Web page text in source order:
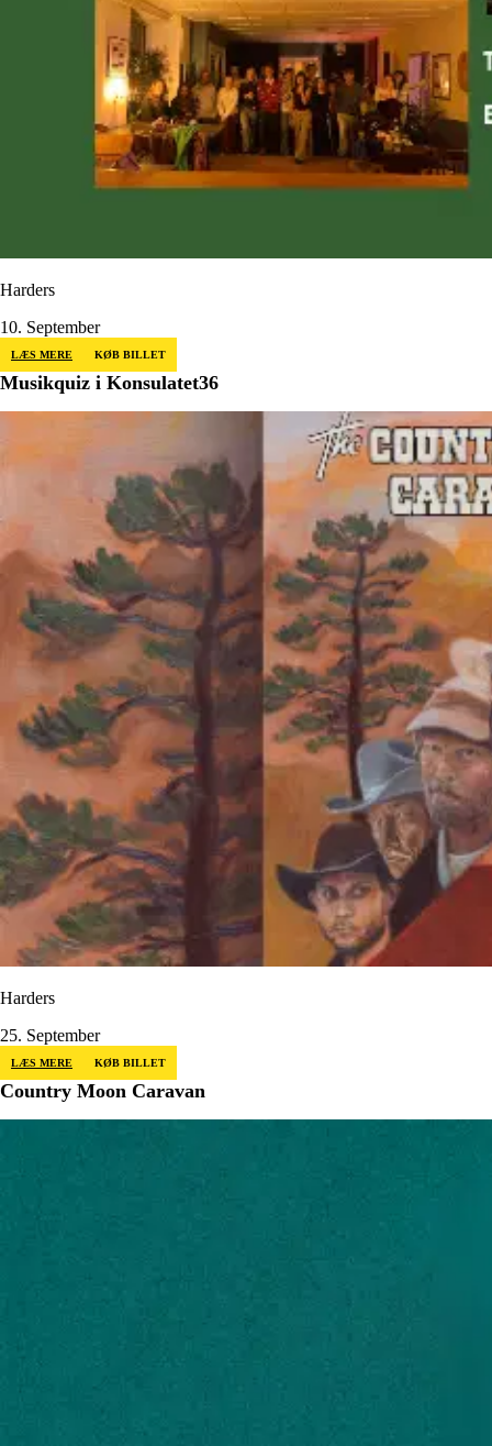
Harders
10. September
LÆS MERE KØB BILLET
Musikquiz i Konsulatet36
Harders
25. September
LÆS MERE KØB BILLET
Country Moon Caravan